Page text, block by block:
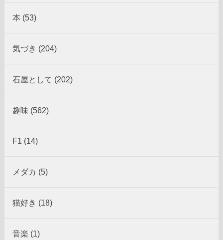
本 (53)
気づき (204)
石屋として (202)
趣味 (562)
F1 (14)
メダカ (5)
猫好き (18)
音楽 (1)